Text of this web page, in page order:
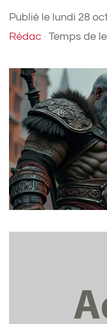
Publié le lundi 28
Rédac · Temps de